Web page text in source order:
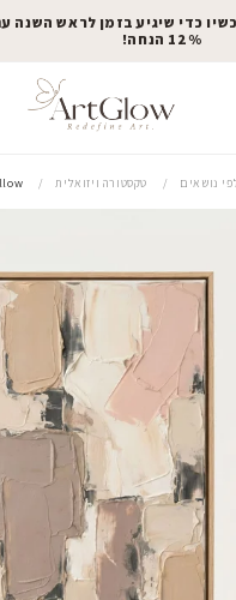
כדי שיגיע בזמן לראש השנה
12% הנחה!
נושאים טקסטורה ויזואלית